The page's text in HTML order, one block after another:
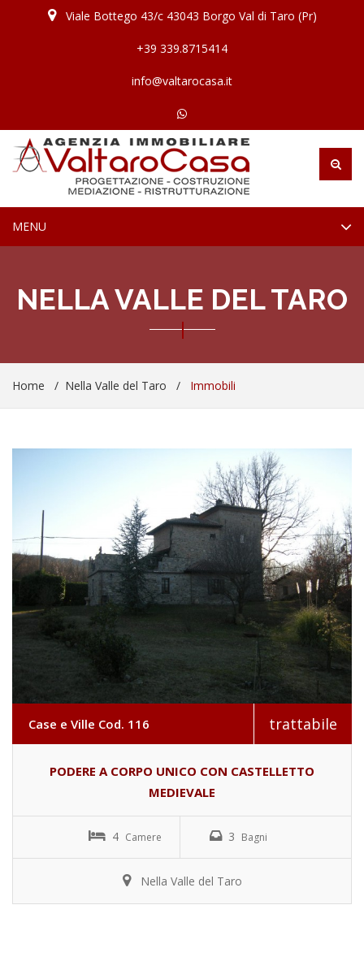
Viale Bottego 43/c 43043 Borgo Val di Taro (Pr)
+39 339.8715414
info@valtarocasa.it
TOGGLE
MENU
NELLA VALLE DEL TARO
Home / Nella Valle del Taro / Immobili
Case e Ville Cod. 116 trattabile
PODERE A CORPO UNICO CON CASTELLETTO
MEDIEVALE
4 Camere 3 Bagni
Nella Valle del Taro